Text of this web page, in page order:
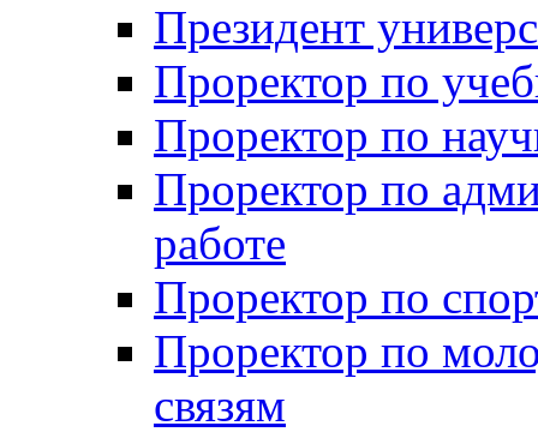
Президент
Проректор по
Проректор по
Проректор по
работе
Проректор по
Проректор по
связям